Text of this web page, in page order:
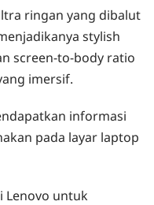
ringan yang dibalut
stylish
screen-to-body ratio
imersif.
informasi
pada layar laptop
Lenovo untuk